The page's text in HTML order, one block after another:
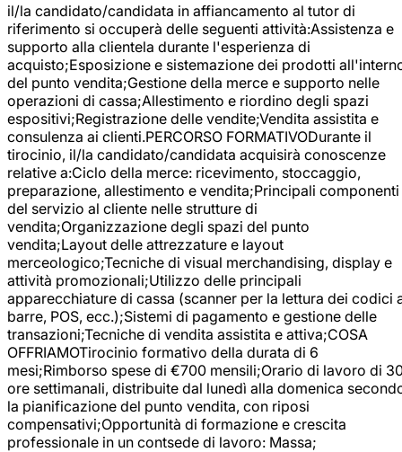
il/la candidato/candidata in affiancamento al tutor di
riferimento si occuperà delle seguenti attività:Assistenza e
supporto alla clientela durante l'esperienza di
acquisto;Esposizione e sistemazione dei prodotti
del punto vendita;Gestione della merce e supporto nelle
operazioni di cassa;Allestimento e riordino degli spazi
espositivi;Registrazione delle vendite;Vendita assistita e
consulenza ai clienti.PERCORSO FORMATIVODurante il
tirocinio, il/la candidato/candidata acquisirà conoscenze
relative a:Ciclo della merce: ricevimento, stoccaggio,
preparazione, allestimento e vendita;Principali componenti
del servizio al cliente nelle strutture di
vendita;Organizzazione degli spazi del punto
vendita;Layout delle attrezzature e layout
merceologico;Tecniche di visual merchandising, display e
attività promozionali;Utilizzo delle principali
apparecchiature di cassa (scanner per la lettura dei codici
barre, POS, ecc.);Sistemi di pagamento e gestione delle
transazioni;Tecniche di vendita assistita e attiva;COSA
OFFRIAMOTirocinio formativo della durata di 6
mesi;Rimborso spese di €700 mensili;Orario di lavoro di
ore settimanali, distribuite dal lunedì alla domenica
la pianificazione del punto vendita, con riposi
compensativi;Opportunità di formazione e crescita
professionale in un contsede di lavoro: Massa;